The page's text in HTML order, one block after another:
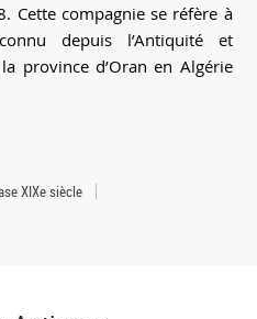
Cette compagnie se réfère à
depuis l’Antiquité et
province d’Oran en Algérie
XIXe siècle